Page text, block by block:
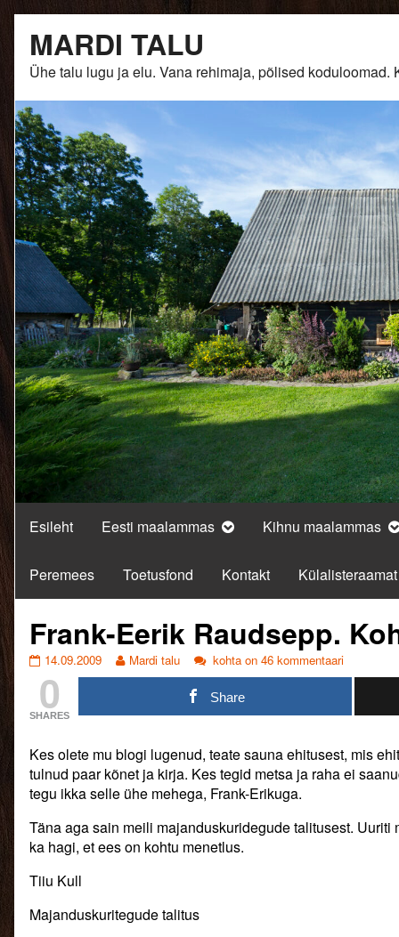
content
MARDI TALU
Ühe talu lugu ja elu. Vana rehimaja, põlised
Esileht Eesti maalammas Kihnu maalammas
Peremees Toetusfond Kontakt Külalisteraamat
Frank-Eerik Raudsepp.
Frank-
Raudsepp.
Kohtumenetlus.
published
14.09.2009
Read
more
of
Frank-
Eerik
Raudsepp.
Kohtumenetlus.,
Mardi talu
Frank-
Eerik
Raudsepp.
Kohtumenetlus.
kohta on 46 kommentaari
0
SHARES
Share
Kes olete mu blogi lugenud, teate sauna ehitusest, mis
tulnud paar kõnet ja kirja. Kes tegid metsa ja raha ei
tegu ikka selle ühe mehega, Frank-Erikuga.
Täna aga sain meili majanduskuridegude talitusest.
ka hagi, et ees on kohtu menetlus.
Tiiu Kull
Majanduskuritegude talitus